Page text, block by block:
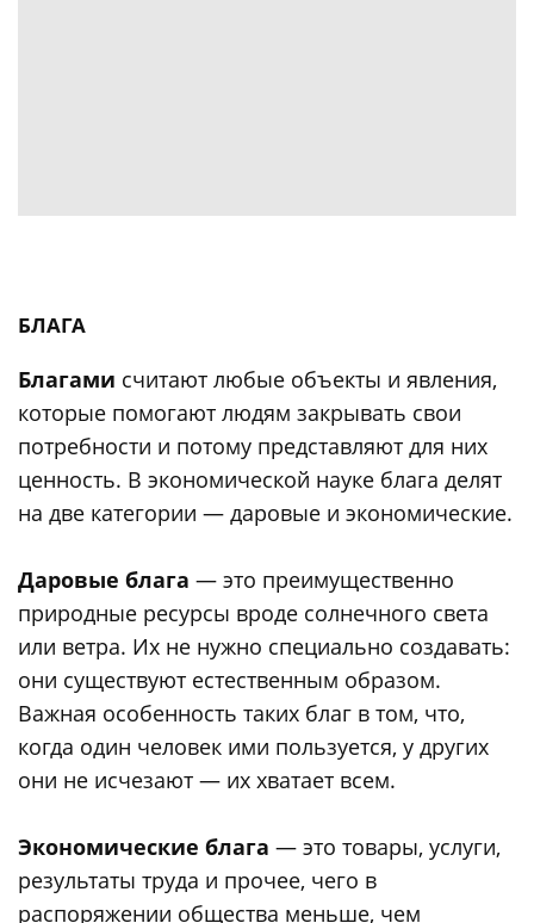
БЛАГА
Благами считают любые объекты и явления,
которые помогают людям закрывать свои
потребности и потому представляют для них
ценность. В экономической науке блага делят
на две категории — даровые и экономические.
Даровые блага — это преимущественно
природные ресурсы вроде солнечного света
или ветра. Их не нужно специально создавать:
они существуют естественным образом.
Важная особенность таких благ в том, что,
когда один человек ими пользуется, у других
они не исчезают — их хватает всем.
Экономические блага — это товары, услуги,
результаты труда и прочее, чего в
распоряжении общества меньше, чем